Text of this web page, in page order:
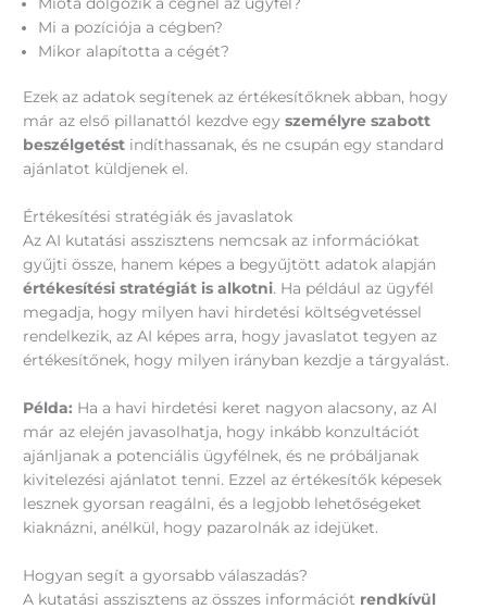
Mi a pozíciója a cégben?
Mikor alapította a cégét?
Ezek az adatok segítenek az értékesítőknek abban, hogy
már az első pillanattól kezdve egyszemélyre szabott
beszélgetést indíthassanak, és ne csupán egy standard
ajánlatot küldjenek el.
Értékesítési stratégiák és javaslatok
Az AI kutatási asszisztens nemcsak az információkat
gyűjti össze, hanem képes a begyűjtött adatok alapján
értékesítési stratégiát is alkotni. Ha például az ügyfél
megadja, hogy milyen havi hirdetési költségvetéssel
rendelkezik, az AI képes arra, hogy javaslatot tegyen az
értékesítőnek, hogy milyen irányban kezdje a tárgyalást.
Példa: Ha a havi hirdetési keret nagyon alacsony, az AI
már az elején javasolhatja, hogy inkább konzultációt
ajánljanak a potenciális ügyfélnek, és ne próbáljanak
kivitelezési ajánlatot tenni. Ezzel az értékesítők képesek
lesznek gyorsan reagálni, és a legjobb lehetőségeket
kiaknázni, anélkül, hogy pazarolnák az idejüket.
Hogyan segít a gyorsabb válaszadás?
A kutatási asszisztens az összes információt rendkívül